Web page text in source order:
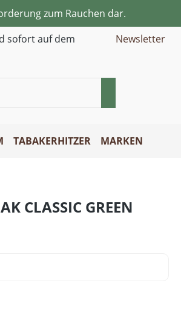
zum Rauchen dar.
sofort auf dem
Newsletter
TABAKERHITZER MARKEN
CLASSIC GREEN